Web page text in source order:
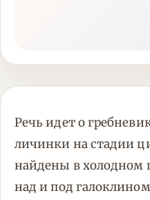
Речь идет о
личинки на стадии
найдены в холодном
над и под